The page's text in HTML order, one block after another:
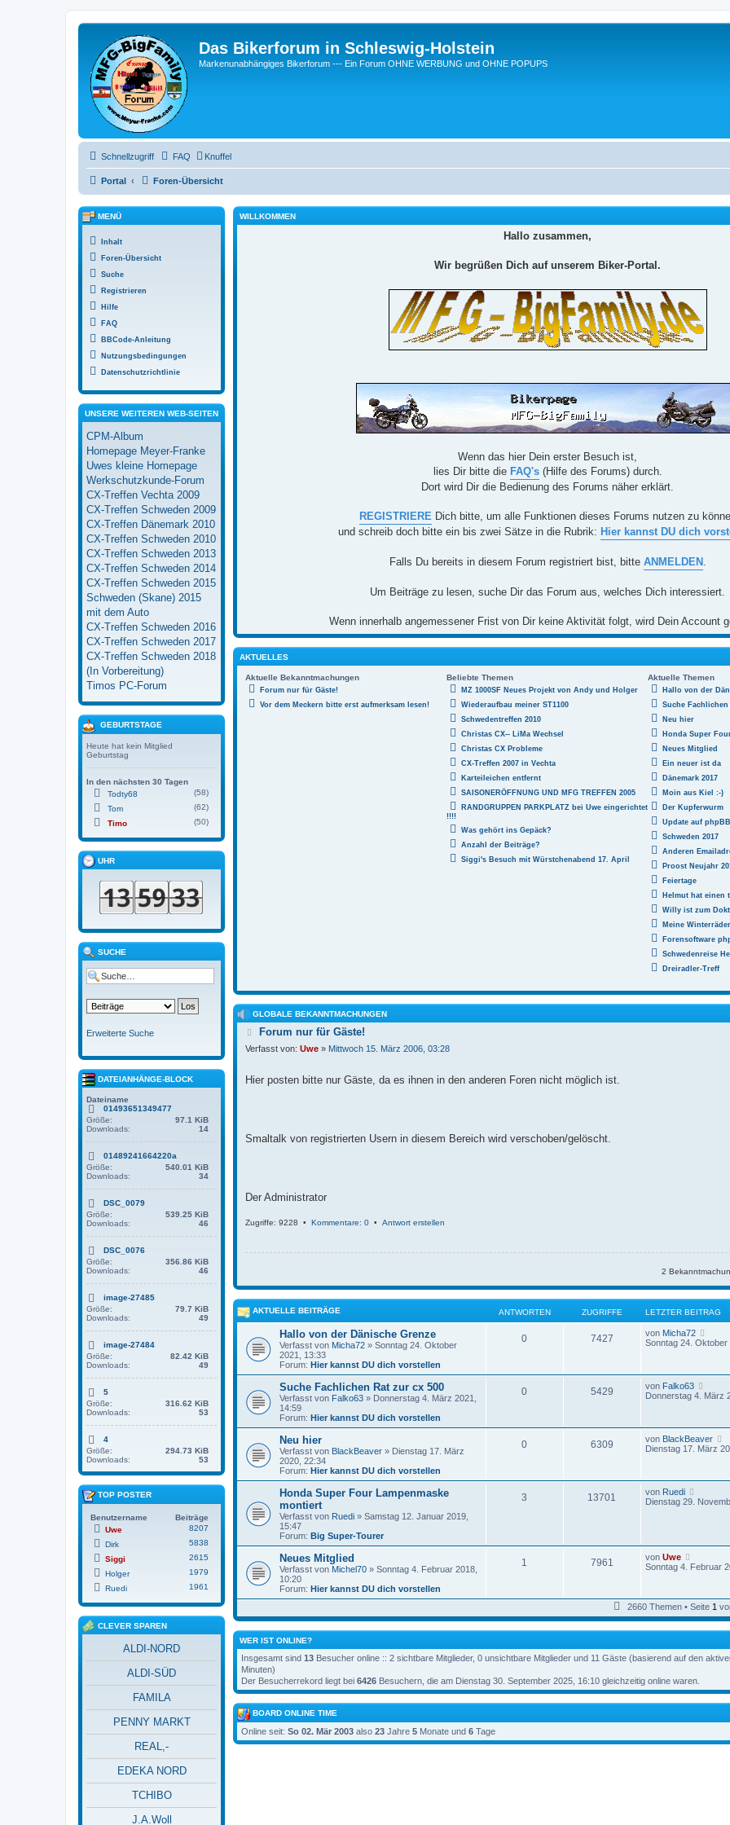
Das Bikerforum in Schleswig-Holstein
Markenunabhängiges Bikerforum --- Ein Forum OHNE WERBUNG und OHNE POPUPS
Schnellzugriff FAQ Knuffel
Portal Foren-Übersicht
WILLKOMMEN
Hallo zusammen,
Wir begrüßen Dich auf unserem Biker-Portal.
Wenn das hier Dein erster Besuch ist,
lies Dir bitte die FAQ's(Hilfe des Forums) durch.
Dort wird Dir die Bedienung des Forums näher erklärt.
REGISTRIEREDich bitte, um alle Funktionen dieses Forums nutzen zu
und schreib doch bitte ein bis zwei Sätze in die Rubrik: Hier kannst DU dich
Falls Du bereits in diesem Forum registriert bist, bitte ANMELDEN .
Um Beiträge zu lesen, suche Dir das Forum aus, welches Dich interessiert.
Wenn innerhalb angemessener Frist von Dir keine Aktivität folgt, wird Dein Account
AKTUELLES
Aktuelle Bekanntmachungen Beliebte Themen Aktuelle Themen
Forum nur für Gäste!
Vor dem Meckern bitte erst aufmerksam lesen!
MZ 1000SF Neues Projekt von Andy und Holger
Wiederaufbau meiner ST1100
Schwedentreffen 2010
Christas CX-- LiMa Wechsel
Christas CX Probleme
CX-Treffen 2007 in Vechta
Karteileichen entfernt
SAISONERÖFFNUNG UND MFG TREFFEN 2005
RANDGRUPPEN PARKPLATZ bei Uwe eingerichtet
!!!!
Was gehört ins Gepäck?
Anzahl der Beiträge?
Siggi's Besuch mit Würstchenabend 17. April
Hallo von der
Suche Fachlichen
Neu hier
Honda Super
Neues Mitglied
Ein neuer ist da
Dänemark 2017
Moin aus Kiel :-)
Der Kupferwurm
Update auf
Schweden 2017
Anderen
Proost Neujahr
Feiertage
Helmut hat einen
Willy ist zum
Meine Winterräder
Forensoftware
Schwedenreise
Dreiradler-Treff
GLOBALE BEKANNTMACHUNGEN
B
e
i
r
Forum nur für Gäste!
Verfasst von: Uwe » Mittwoch 15. März 2006, 03:28
Hier posten bitte nur Gäste, da es ihnen in den anderen Foren nicht möglich ist.
Smaltalk von registrierten Usern in diesem Bereich wird verschoben/gelöscht.
Der Administrator
Zugriffe: 9228 • Kommentare: 0 • Antwort erstellen
2
AKTUELLE BEITRÄGE ANTWORTEN ZUGRIFFE LETZTER BEITRAG
Hallo von der Dänische Grenze
Verfasst von Micha72 » Sonntag 24. Oktober
2021, 13:33
Forum: Hier kannst DU dich vorstellen
0 7427 von Micha72
e
e
r
i
t
r
Sonntag 24. Oktober
Suche Fachlichen Rat zur cx 500
Verfasst von Falko63 » Donnerstag 4. März 2021,
14:59
Forum: Hier kannst DU dich vorstellen
0 5429 von Falko63
e
e
r
i
r
Donnerstag 4. März
Neu hier
Verfasst von BlackBeaver » Dienstag 17. März
2020, 22:34
Forum: Hier kannst DU dich vorstellen
0 6309 von BlackBeaver
e
e
r
t
a
Dienstag 17. März
Honda Super Four Lampenmaske
montiert
Verfasst von Ruedi » Samstag 12. Januar 2019,
15:47
Forum: Big Super-Tourer
3 13701 von Ruedi
e
B
t
r
a
Dienstag 29.
Neues Mitglied
Verfasst von Michel70 » Sonntag 4. Februar 2018,
10:20
Forum: Hier kannst DU dich vorstellen
1 7961 von Uwe
e
t
e
B
i
t
a
g
Sonntag 4. Februar
2660 Themen • Seite 1
WER IST ONLINE?
Insgesamt sind 13 Besucher online :: 2 sichtbare Mitglieder, 0 unsichtbare Mitglieder und 11 Gäste (basierend auf den
Minuten)
Der Besucherrekord liegt bei 6426 Besuchern, die am Dienstag 30. September 2025, 16:10 gleichzeitig online waren.
BOARD ONLINE TIME
Online seit: So 02. Mär 2003 also 23 Jahre 5 Monate und 6 Tage
MENÜ
Inhalt
Foren-Übersicht
Suche
Registrieren
Hilfe
FAQ
BBCode-Anleitung
Nutzungsbedingungen
Datenschutzrichtlinie
UNSERE WEITEREN WEB-SEITEN
CPM-Album
Homepage Meyer-Franke
Uwes kleine Homepage
Werkschutzkunde-Forum
CX-Treffen Vechta 2009
CX-Treffen Schweden 2009
CX-Treffen Dänemark 2010
CX-Treffen Schweden 2010
CX-Treffen Schweden 2013
CX-Treffen Schweden 2014
CX-Treffen Schweden 2015
Schweden (Skane) 2015
mit dem Auto
CX-Treffen Schweden 2016
CX-Treffen Schweden 2017
CX-Treffen Schweden 2018
(In Vorbereitung)
Timos PC-Forum
GEBURTSTAGE
Heute hat kein Mitglied
Geburtstag
In den nächsten 30 Tagen
Todty68
(58)
Tom
(62)
Timo
(50)
UHR
SUCHE
Erweiterte Suche
DATEIANHÄNGE-BLOCK
Dateiname
01493651349477
Größe:
97.1 KiB
Downloads:
14
01489241664220a
Größe:
540.01 KiB
Downloads:
34
DSC_0079
Größe:
539.25 KiB
Downloads:
46
DSC_0076
Größe:
356.86 KiB
Downloads:
46
image-27485
Größe:
79.7 KiB
Downloads:
49
image-27484
Größe:
82.42 KiB
Downloads:
49
5
Größe:
316.62 KiB
Downloads:
53
4
Größe:
294.73 KiB
Downloads:
53
TOP POSTER
Benutzername
Beiträge
Uwe
8207
Dirk
5838
Siggi
2615
Holger
1979
Ruedi
1961
CLEVER SPAREN
ALDI-NORD
ALDI-SÜD
FAMILA
PENNY MARKT
REAL,-
EDEKA NORD
TCHIBO
J.A.Woll